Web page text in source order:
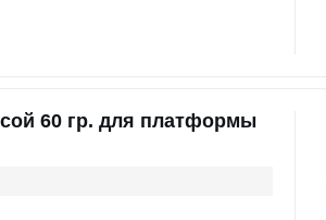
60 гр. для платформы